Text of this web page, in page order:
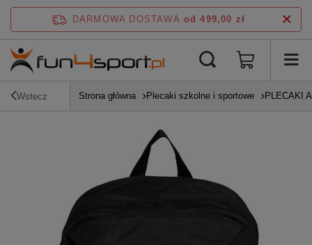
DARMOWA DOSTAWA od 499,00 zł
Wstecz Strona główna Plecaki szkolne i sportowe PLECAKI